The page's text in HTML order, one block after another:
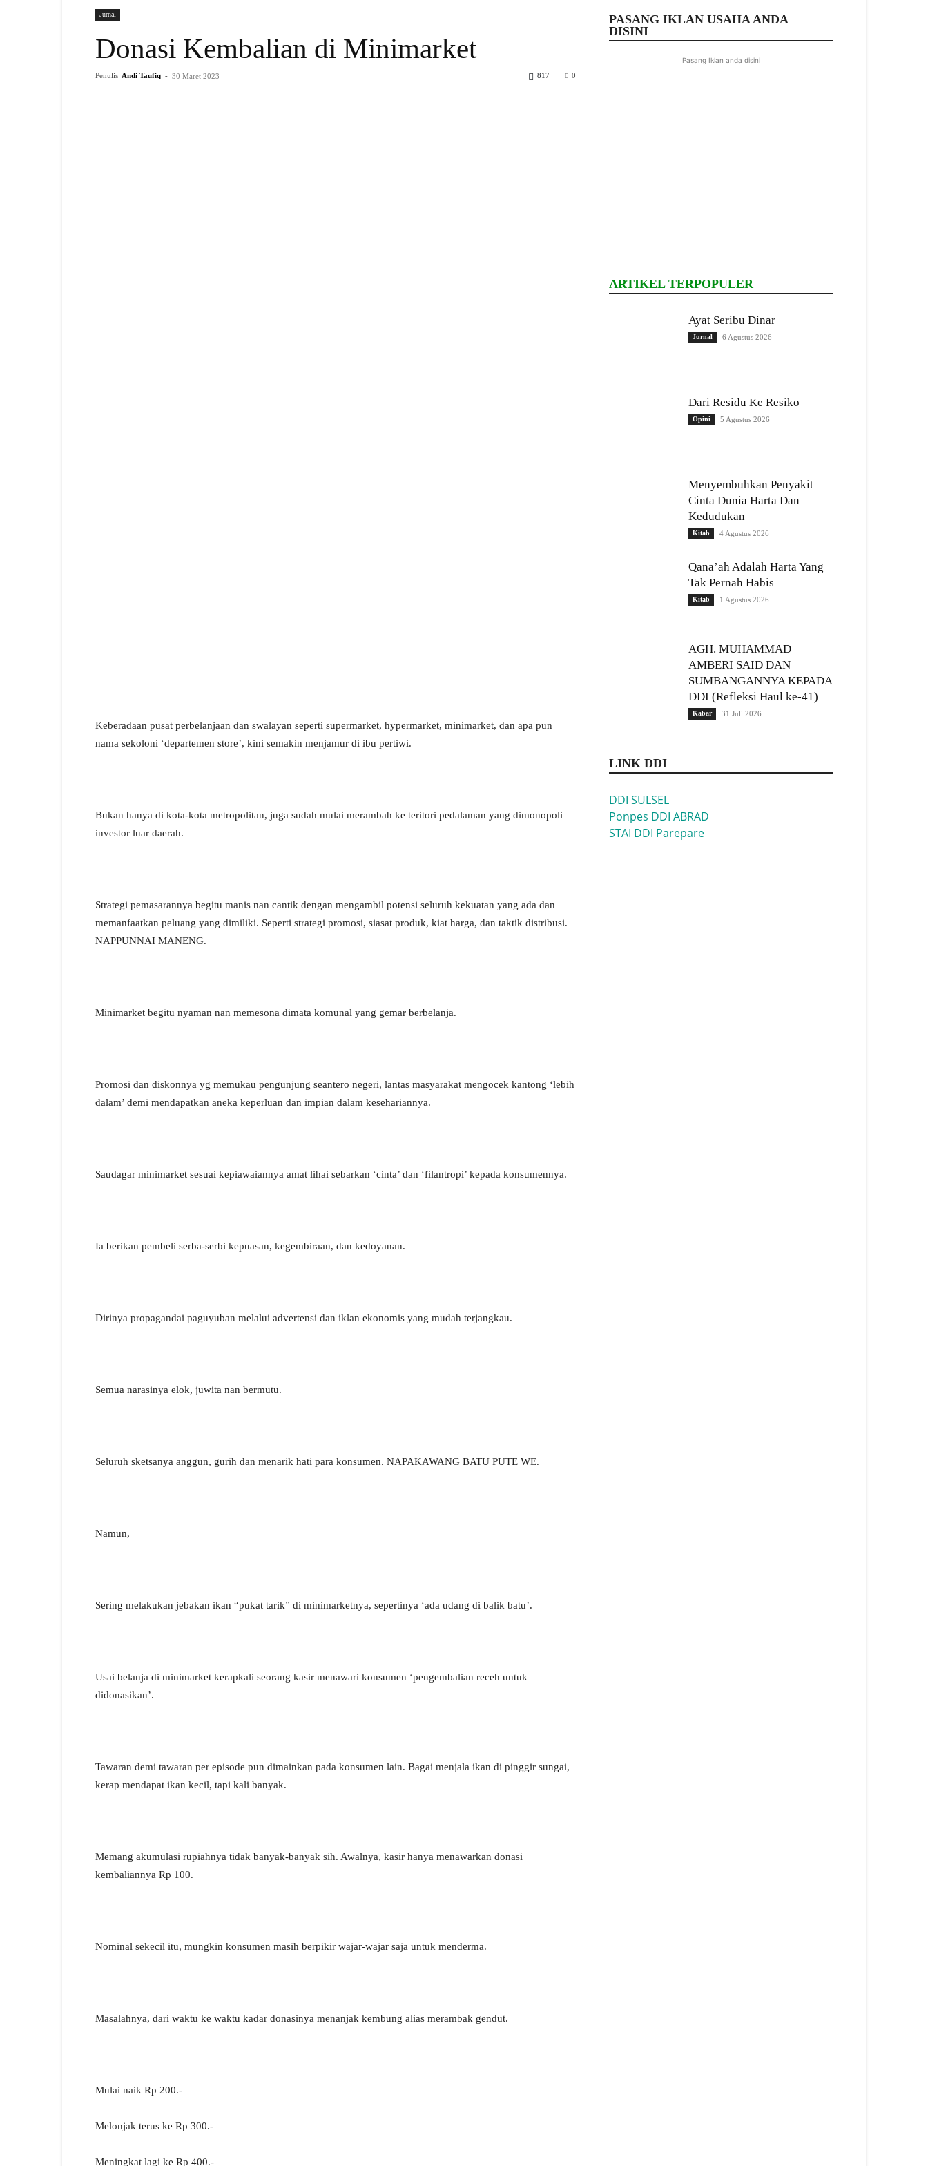
Jurnal
Donasi Kembalian di Minimarket
Penulis Andi Taufiq - 30 Maret 2023 0
817
Keberadaan pusat perbelanjaan dan swalayan seperti supermarket, hypermarket, minimarket, dan apa pun
nama sekoloni ‘departemen store’, kini semakin menjamur di ibu pertiwi.
Bukan hanya di kota-kota metropolitan, juga sudah mulai merambah ke teritori pedalaman yang dimonopoli
investor luar daerah.
Strategi pemasarannya begitu manis nan cantik dengan mengambil potensi seluruh kekuatan yang ada dan
memanfaatkan peluang yang dimiliki. Seperti strategi promosi, siasat produk, kiat harga, dan taktik distribusi.
NAPPUNNAI MANENG.
Minimarket begitu nyaman nan memesona dimata komunal yang gemar berbelanja.
Promosi dan diskonnya yg memukau pengunjung seantero negeri, lantas masyarakat mengocek kantong ‘lebih
dalam’ demi mendapatkan aneka keperluan dan impian dalam kesehariannya.
Saudagar minimarket sesuai kepiawaiannya amat lihai sebarkan ‘cinta’ dan ‘filantropi’ kepada konsumennya.
Ia berikan pembeli serba-serbi kepuasan, kegembiraan, dan kedoyanan.
Dirinya propagandai paguyuban melalui advertensi dan iklan ekonomis yang mudah terjangkau.
Semua narasinya elok, juwita nan bermutu.
Seluruh sketsanya anggun, gurih dan menarik hati para konsumen. NAPAKAWANG BATU PUTE WE.
Namun,
Sering melakukan jebakan ikan “pukat tarik” di minimarketnya, sepertinya ‘ada udang di balik batu’.
Usai belanja di minimarket kerapkali seorang kasir menawari konsumen ‘pengembalian receh untuk
didonasikan’.
Tawaran demi tawaran per episode pun dimainkan pada konsumen lain. Bagai menjala ikan di pinggir sungai,
kerap mendapat ikan kecil, tapi kali banyak.
Memang akumulasi rupiahnya tidak banyak-banyak sih. Awalnya, kasir hanya menawarkan donasi
kembaliannya Rp 100.
Nominal sekecil itu, mungkin konsumen masih berpikir wajar-wajar saja untuk menderma.
Masalahnya, dari waktu ke waktu kadar donasinya menanjak kembung alias merambak gendut.
Mulai naik Rp 200.-
Melonjak terus ke Rp 300.-
Meningkat lagi ke Rp 400.-
PASANG IKLAN USAHA ANDA
DISINI
Pasang Iklan anda disini
ARTIKEL TERPOPULER
Ayat Seribu Dinar
Jurnal 6 Agustus 2026
Dari Residu Ke Resiko
Opini 5 Agustus 2026
Menyembuhkan Penyakit
Cinta Dunia Harta Dan
Kedudukan
Kitab 4 Agustus 2026
Qana’ah Adalah Harta Yang
Tak Pernah Habis
Kitab 1 Agustus 2026
AGH. MUHAMMAD
AMBERI SAID DAN
SUMBANGANNYA KEPADA
DDI (Refleksi Haul ke-41)
Kabar 31 Juli 2026
LINK DDI
DDI SULSEL
Ponpes DDI ABRAD
STAI DDI Parepare